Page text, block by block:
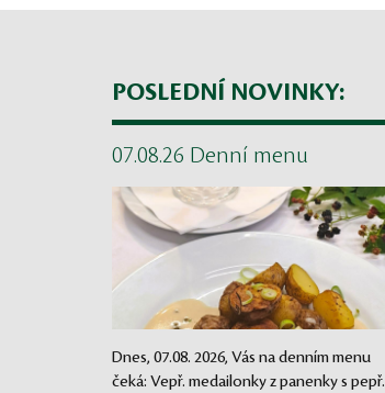
POSLEDNÍ NOVINKY:
07.08.26 Denní menu
Dnes, 07.08. 2026, Vás na denním menu
čeká: Vepř. medailonky z panenky s pepř.